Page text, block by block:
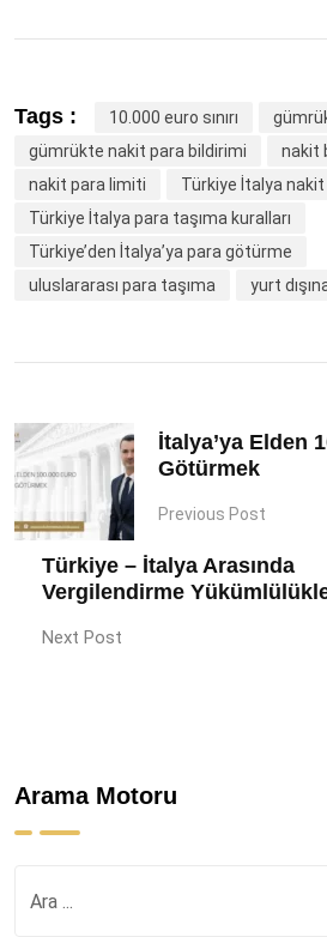
Tags : 10.000 euro sınırı
gümrükte nakit para bildirimi
nakit
nakit para limiti
Türkiye İtalya
Türkiye İtalya para taşıma kuralları
Türkiye’den İtalya’ya para götürme
uluslararası para taşıma
yurt
İtalya’ya Elden
Götürmek
Previous Post
Türkiye – İtalya Arasında
Vergilendirme
Next Post
Arama Motoru